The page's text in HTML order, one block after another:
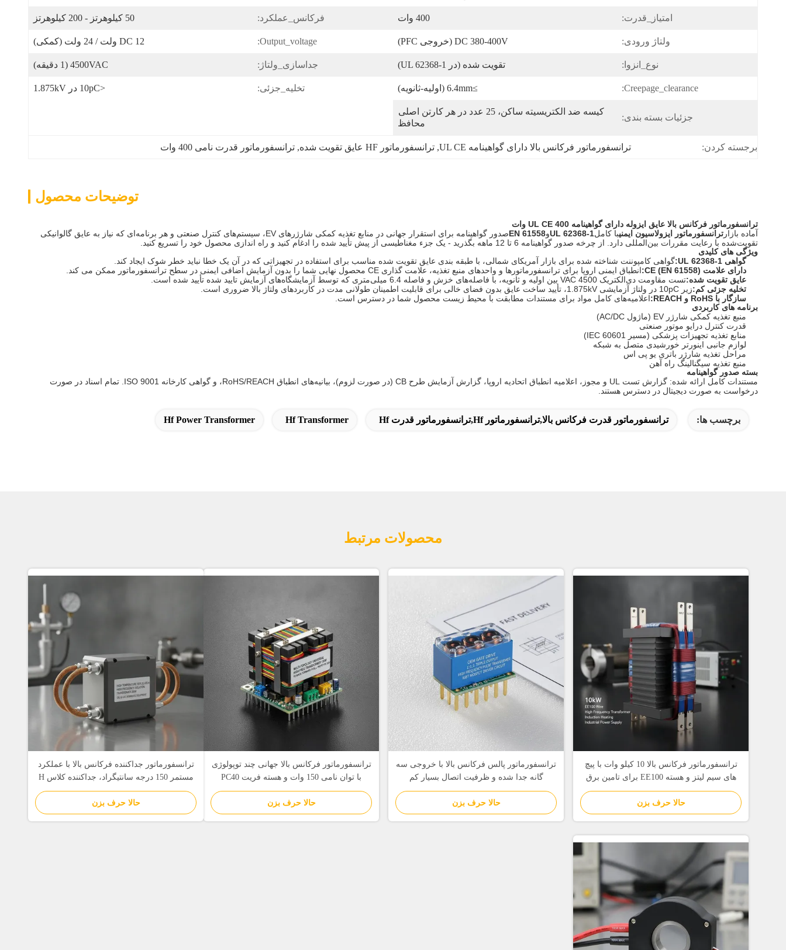
امتیاز_قدرت: 400 وات فرکانس_عملکرد: 50 کیلوهرتز - 200 کیلوهرتز
ولتاژ ورودی: DC 380-400V (خروجی PFC) Output_voltage: DC 12 ولت / 24 ولت (کمکی)
نوع_انزوا: تقویت شده (در UL 62368-1) جداسازی_ولتاژ: 4500VAC (1 دقیقه)
Creepage_clearance: ≥6.4mm (اولیه-ثانویه) تخلیه_جزئی: <10pC در 1.875kV
جزئیات بسته بندی:
محافظ
برجسته کردن: ترانسفورماتور فرکانس بالا دارای گواهینامه UL CE , ترانسفورماتور HF عایق تقویت شده , ترانسفورماتور قدرت نامی 400 وات
توضیحات محصول
ترانسفورماتور فرکانس بالا عایق ایزوله دارای گواهینامه UL CE 400 وات
آماده بازار ترانسفورماتور ایزولاسیون ایمنیبا کاملUL 62368-1وEN 61558
صدور گواهینامه برای استقرار جهانی در منابع تغذیه کمکی شارژرهای EV، سیستم‌های کنترل صنعتی و هر برنامه‌ای که نیاز به عایق گالوانیکی
تقویت‌شده با رعایت مقررات بین‌المللی دارد. از چرخه صدور گواهینامه 6 تا 12 ماهه بگذرید - یک جزء مغناطیسی از پیش تأیید شده را ادغام کنید و راه اندازی محصول خود را تسریع کنید.
ویژگی های کلیدی
گواهی UL 62368-1:
گواهی کامپوننت شناخته شده برای بازار آمریکای شمالی، با طبقه بندی عایق تقویت شده مناسب برای استفاده در تجهیزاتی که در آن یک خطا نباید خطر شوک ایجاد کند.
دارای علامت CE (EN 61558):
انطباق ایمنی اروپا برای ترانسفورماتورها و واحدهای منبع تغذیه، علامت گذاری CE محصول نهایی شما را بدون آزمایش اضافی ایمنی در سطح ترانسفورماتور ممکن می کند.
عایق تقویت شده:تست مقاومت دی‌الکتریک 4500 VAC بین اولیه و ثانویه، با فاصله‌های خزش و فاصله 6.4 میلی‌متری که توسط آزمایشگاه‌های آزمایش تایید شده تأیید شده است.
تخلیه جزئی کم:زیر 10pC در ولتاژ آزمایشی 1.875kV، تأیید ساخت عایق بدون فضای خالی برای قابلیت اطمینان طولانی مدت در کاربردهای ولتاژ بالا ضروری است.
سازگار با RoHS و REACH:
اعلامیه‌های کامل مواد برای مستندات مطابقت با محیط زیست محصول شما در دسترس است.
برنامه های کاربردی
منبع تغذیه کمکی شارژر EV (ماژول AC/DC)
قدرت کنترل درایو موتور صنعتی
منابع تغذیه تجهیزات پزشکی (مسیر IEC 60601)
لوازم جانبی اینورتر خورشیدی متصل به شبکه
مراحل تغذیه شارژر باتری یو پی اس
منبع تغذیه سیگنالینگ راه آهن
بسته صدور گواهینامه
مستندات کامل ارائه شده: گزارش تست UL و مجوز، اعلامیه انطباق اتحادیه اروپا، گزارش آزمایش طرح CB (در صورت لزوم)، بیانیه‌های انطباق RoHS/REACH، و گواهی کارخانه ISO 9001. تمام اسناد در صورت
درخواست به صورت دیجیتال در دسترس هستند.
برچسب ها: ترانسفورماتور قدرت فرکانس بالا,ترانسفورماتور Hf,ترانسفورماتور قدرت Hf Hf Transformer
Hf Power Transformer
محصولات مرتبط
ترانسفورماتور فرکانس بالا 10 کیلو وات با پیچ
های سیم لیتز و هسته EE100 برای تامین برق
صنعتی
حالا حرف بزن
ترانسفورماتور پالس فرکانس بالا با خروجی سه
گانه جدا شده و ظرفیت اتصال بسیار کم
حالا حرف بزن
ترانسفورماتور فرکانس بالا جهانی چند توپولوژی
با توان نامی 150 وات و هسته فریت PC40
حالا حرف بزن
ترانسفورماتور جداکننده فرکانس بالا با عملکرد
مستمر 150 درجه سانتیگراد، جداکننده کلاس H
(180 درجه سانتیگراد) و جداسازی 3000VAC
برای تجهیزات سوراخ پایین گاز نفتی
حالا حرف بزن